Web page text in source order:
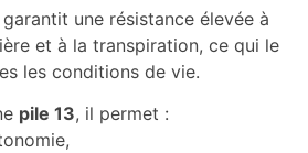
garantit une résistance élevée à
et à la transpiration, ce qui le
les conditions de vie.
pile 13, il permet :